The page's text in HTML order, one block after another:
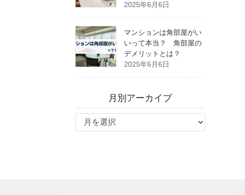
2025年6月6日
マンションは角部屋がい
いって本当？ 角部屋の
デメリットとは？
2025年6月6日
月別アーカイブ
月